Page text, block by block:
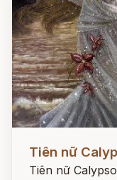
Tiên nữ
Tiên nữ